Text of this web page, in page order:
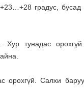
градус,
Хур тунадас
орохгүй. Салхи